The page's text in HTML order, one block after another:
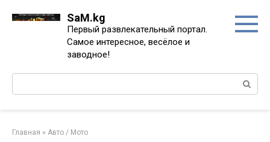
SaM.kg
Первый развлекательный портал.
Самое интересное, весёлое и
заводное!
Поиск:
Главная » Авто / Мото